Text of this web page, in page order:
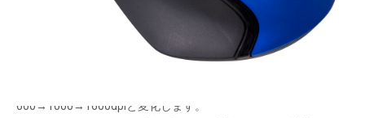
握り心地を追求したフォルム。
・手の形に沿うやや厚みのあるフォルム。・親指、薬指、小指が
600→1000→1600dpiと変化します。